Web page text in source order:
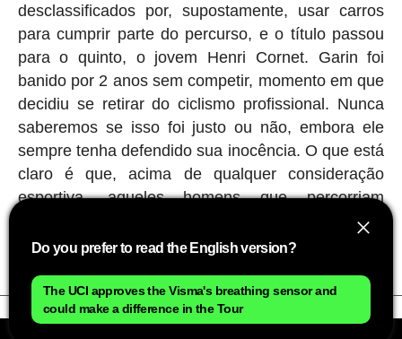
desclassificados por, supostamente, usar carros
para cumprir parte do percurso, e o título passou
para o quinto, o jovem Henri Cornet. Garin foi
banido por 2 anos sem competir, momento em que
decidiu se retirar do ciclismo profissional. Nunca
saberemos se isso foi justo ou não, embora ele
sempre tenha defendido sua inocência. O que está
claro é que, acima de qualquer consideração
esportiva, aqueles homens que percorriam
distâncias impossíveis puxando com suas pernas
‘máquinas pesadas' eram verdadeiros titãs.
Do you prefer to read the English version?
The UCI approves the Visma's breathing sensor and
could make a difference in the Tour